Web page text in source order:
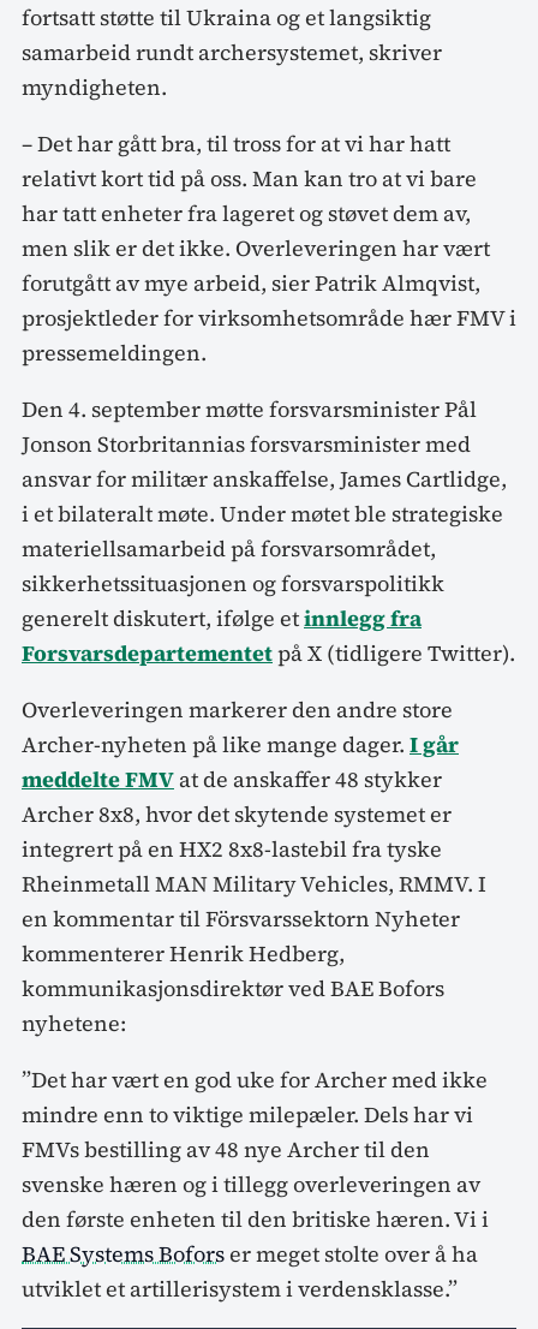
fortsatt støtte til Ukraina og et langsiktig
samarbeid rundt archersystemet, skriver
myndigheten.
– Det har gått bra, til tross for at vi har hatt
relativt kort tid på oss. Man kan tro at vi bare
har tatt enheter fra lageret og støvet dem av,
men slik er det ikke. Overleveringen har vært
forutgått av mye arbeid, sier Patrik Almqvist,
prosjektleder for virksomhetsområde hær FMV i
pressemeldingen.
Den 4. september møtte forsvarsminister Pål
Jonson Storbritannias forsvarsminister med
ansvar for militær anskaffelse, James Cartlidge,
i et bilateralt møte. Under møtet ble strategiske
materiellsamarbeid på forsvarsområdet,
sikkerhetssituasjonen og forsvarspolitikk
generelt diskutert, ifølge etinnlegg fra
Forsvarsdepartementetpå X (tidligere Twitter).
Overleveringen markerer den andre store
Archer-nyheten på like mange dager. I går
meddelte FMV at de anskaffer 48 stykker
Archer 8x8, hvor det skytende systemet er
integrert på en HX2 8x8-lastebil fra tyske
Rheinmetall MAN Military Vehicles, RMMV. I
en kommentar til Försvarssektorn Nyheter
kommenterer Henrik Hedberg,
kommunikasjonsdirektør ved BAE Bofors
nyhetene:
”Det har vært en god uke for Archer med ikke
mindre enn to viktige milepæler. Dels har vi
FMVs bestilling av 48 nye Archer til den
svenske hæren og i tillegg overleveringen av
den første enheten til den britiske hæren. Vi i
BAE Systems Boforser meget stolte over å ha
utviklet et artillerisystem i verdensklasse.”